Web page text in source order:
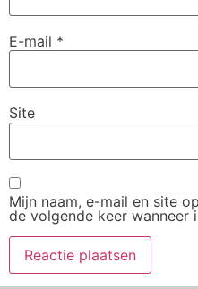
E-mail *
Site
Mijn naam, e-mail en site
de volgende keer wanneer